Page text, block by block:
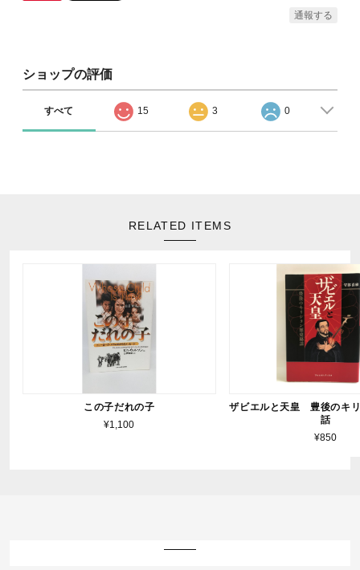
通報する
ショップの評価
すべて 15 3 0
RELATED ITEMS
この子だれの子
¥1,100
ザビエルと天皇 豊後のキ
話
¥850